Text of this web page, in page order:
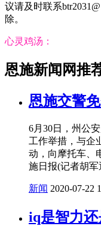
议请及时联系
除。
心灵鸡汤：
恩施新闻网推
恩施交警
6月30日，州公
工作举措，与企
动，向摩托车、
施日报(记者胡军
新闻 2020-07-22
iq是智力